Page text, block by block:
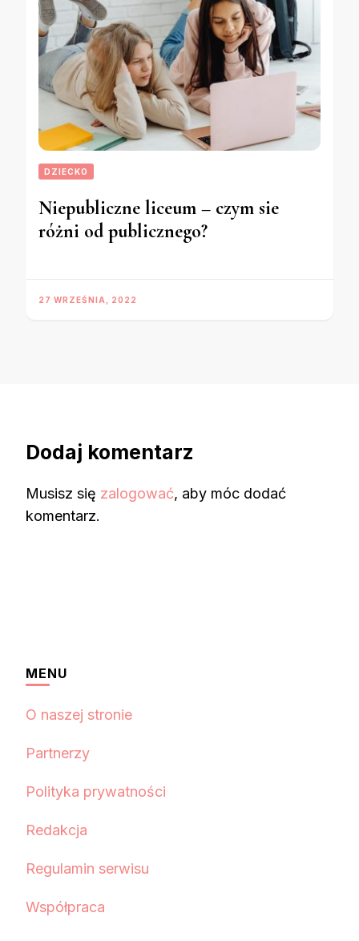
DZIECKO
Niepubliczne liceum – czym sie
różni od publicznego?
27 WRZEŚNIA, 2022
Dodaj komentarz
Musisz się zalogować, aby móc dodać
komentarz.
MENU
O naszej stronie
Partnerzy
Polityka prywatności
Redakcja
Regulamin serwisu
Współpraca